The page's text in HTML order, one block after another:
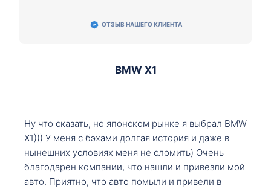
ОТЗЫВ НАШЕГО КЛИЕНТА
BMW X1
Ну что сказать, но японском рынке я выбрал BMW
X1))) У меня с бэхами долгая история и даже в
нынешних условиях меня не сломить) Очень
благодарен компании, что нашли и привезли мой
авто. Приятно, что авто помыли и привели в